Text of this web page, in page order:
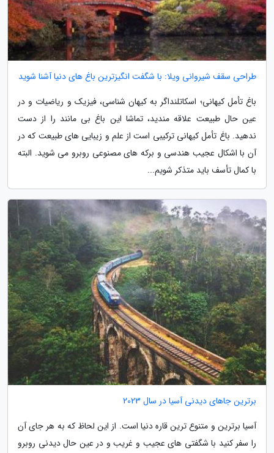
طراحی سقف شیروانی ویلا: با شگفت انگیزترین باغ های دنیا آشنا شوید
باغ تأمل کیهانی؛ اسکاتلنداگر به کیهان شناسی، فیزیک و ریاضیات و در
عین حال طبیعت علاقه مندید، تماشا این باغ بی مانند را از دست
ندهید. باغ تأمل کیهانی ترکیبی است از علم و زیبایی های طبیعت که در
آن با اشکال عجیب هندسی و برکه های مصنوعی روبرو می شوید. البته
با کمال تأسف باید متذکر شویم...
برترین جاهای دیدنی آسیا در سال 2023
آسیا برترین و متنوع ترین قاره دنیا است. از این لحاظ که به هر جای آن
را سفر کنید با شگفتی های عجیب و غریب و در عین حال دیدنی روبرو